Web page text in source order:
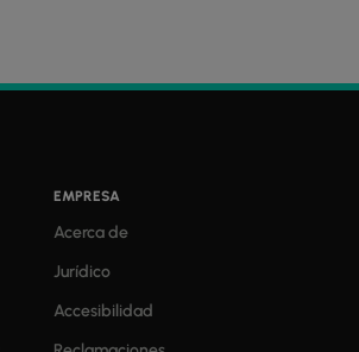
EMPRESA
Acerca de
Jurídico
Accesibilidad